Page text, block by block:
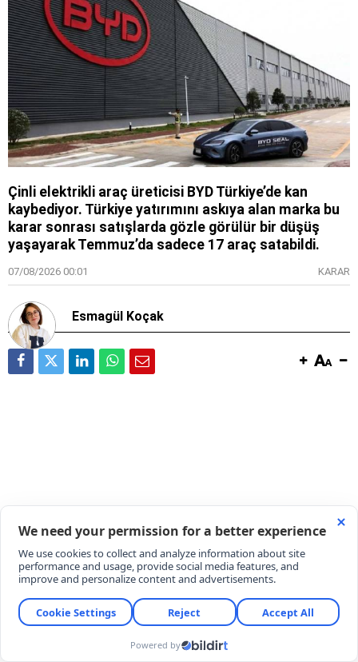
Çinli elektrikli araç üreticisi BYD Türkiye’de kan
kaybediyor. Türkiye yatırımını askıya alan marka bu
karar sonrası satışlarda gözle görülür bir düşüş
yaşayarak Temmuz’da sadece 17 araç satabildi.
07/08/2026 00:01 KARAR
Esmagül Koçak
Çinli elektrikli araç üreticisi BYD Türkiye pazarında